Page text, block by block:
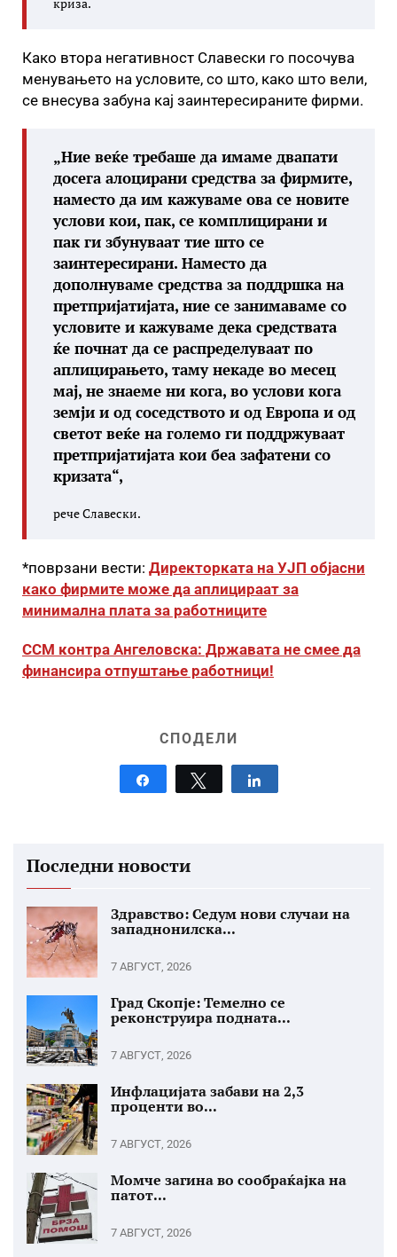
Како втора негативност Славески го посочува
менувањето на условите, со што, како што вели,
се внесува забуна кај заинтересираните фирми.
„Ние веќе требаше да имаме двапати
досега алоцирани средства за фирмите,
наместо да им кажуваме ова се новите
услови кои, пак, се комплицирани и
пак ги збунуваат тие што се
заинтересирани. Наместо да
дополнуваме средства за поддршка на
претпријатијата, ние се занимаваме со
условите и кажуваме дека средствата
ќе почнат да се распределуваат по
аплицирањето, таму некаде во месец
мај, не знаеме ни кога, во услови кога
земји и од соседството и од Европа и од
светот веќе на големо ги поддржуваат
претпријатијата кои беа зафатени со
кризата“,
рече Славески.
*поврзани вести: Директорката на УЈП објасни
како фирмите може да аплицираат за
минимална плата за работниците
ССМ контра Ангеловска: Државата не смее да
финансира отпуштање работници!
СПОДЕЛИ
Tweet
Последни новости
Здравство: Седум нови случаи на
западнонилска...
7 АВГУСТ, 2026
Град Скопје: Темелно се
реконструира подната...
7 АВГУСТ, 2026
Инфлацијата забави на 2,3
проценти во...
7 АВГУСТ, 2026
Момче загина во сообраќајка на
патот...
7 АВГУСТ, 2026